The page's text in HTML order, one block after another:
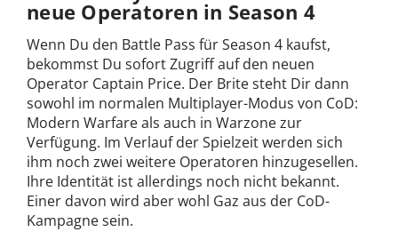
neue Operatoren in Season 4
Wenn Du den Battle Pass für Season 4 kaufst,
bekommst Du sofort Zugriff auf den neuen
Operator Captain Price. Der Brite steht Dir dann
sowohl im normalen Multiplayer-Modus von CoD:
Modern Warfare als auch in Warzone zur
Verfügung. Im Verlauf der Spielzeit werden sich
ihm noch zwei weitere Operatoren hinzugesellen.
Ihre Identität ist allerdings noch nicht bekannt.
Einer davon wird aber wohl Gaz aus der CoD-
Kampagne sein.